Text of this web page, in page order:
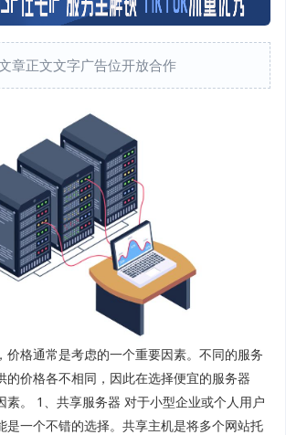
章正文文字广告位开放合作
价格通常是考虑的一个重要因素。不同的服务
的价格各不相同，因此在选择便宜的服务器
素。 1、共享服务器 对于小型企业或个人用户
是一个不错的选择。共享主机是将多个网站托